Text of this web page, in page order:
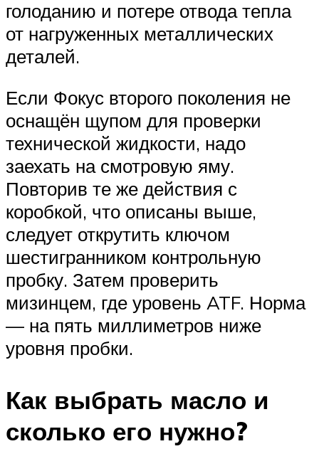
голоданию и потере отвода тепла
от нагруженных металлических
деталей.
Если Фокус второго поколения не
оснащён щупом для проверки
технической жидкости, надо
заехать на смотровую яму.
Повторив те же действия с
коробкой, что описаны выше,
следует открутить ключом
шестигранником контрольную
пробку. Затем проверить
мизинцем, где уровень ATF. Норма
— на пять миллиметров ниже
уровня пробки.
Как выбрать масло и
сколько его нужно?